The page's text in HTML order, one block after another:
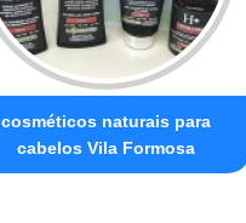
cosméticos naturais para
cabelos Vila Formosa